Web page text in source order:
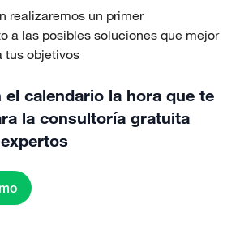
realizaremos un primer
a las posibles soluciones que mejor
tus objetivos
el calendario la hora que te
la consultoría gratuita